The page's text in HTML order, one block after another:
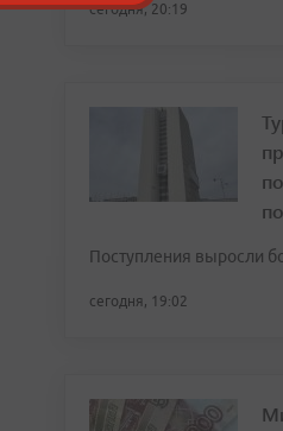
сегодня, 20:19
Поступления выросли
сегодня, 19:02